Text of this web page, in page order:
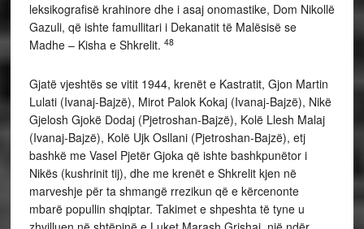
leksikografisë krahinore dhe i asaj onomastike, Dom Nikollë
Gazuli, që ishte famullitari i Dekanatit të Malësisë se
Madhe – Kisha e Shkrelit. 48
Gjatë vjeshtës se vitit 1944, krenët e Kastratit, Gjon Martin
Lulati (Ivanaj-Bajzë), Mirot Palok Kokaj (Ivanaj-Bajzë), Nikë
Gjelosh Gjokë Dodaj (Pjetroshan-Bajzë), Kolë Llesh Malaj
(Ivanaj-Bajzë), Kolë Ujk Osllani (Pjetroshan-Bajzë), etj
bashkë me Vasel Pjetër Gjoka që ishte bashkpunëtor i
Nikës (kushrinit tij), dhe me krenët e Shkrelit kjen në
marveshje për ta shmangë rrezikun që e kërcenonte
mbarë popullin shqiptar. Takimet e shpeshta të tyne u